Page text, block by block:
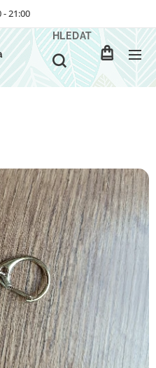
- 21:00
HLEDAT